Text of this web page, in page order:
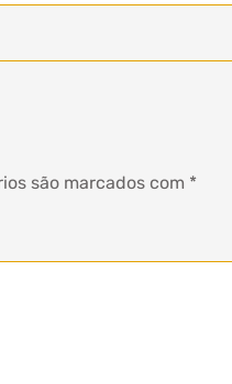
são marcados com *